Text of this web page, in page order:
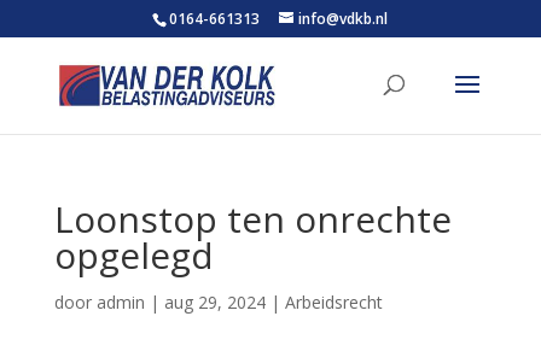
0164-661313 info@vdkb.nl
Loonstop ten onrechte
opgelegd
door admin | aug 29, 2024| Arbeidsrecht